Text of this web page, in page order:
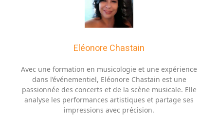
Eléonore Chastain
Avec une formation en musicologie et une expérience
dans l’événementiel, Eléonore Chastain est une
passionnée des concerts et de la scène musicale. Elle
analyse les performances artistiques et partage ses
impressions avec précision.